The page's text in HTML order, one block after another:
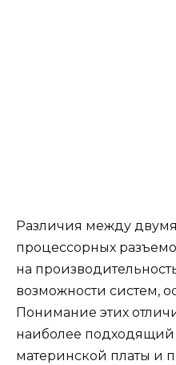
Различия между
процессорных
на
возможности систем,
Понимание этих
наиболее
материнской платы и